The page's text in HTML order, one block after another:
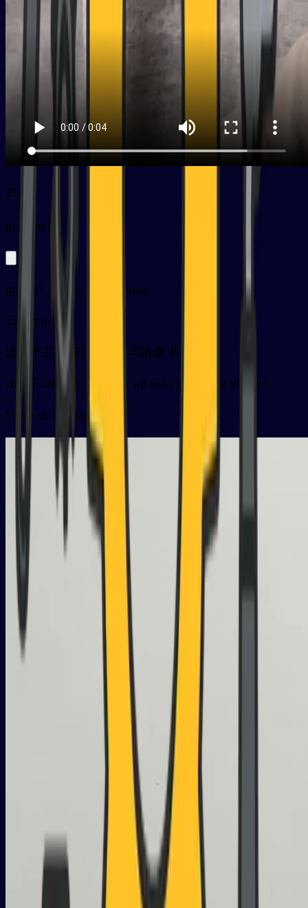
产品
pychǎnpǐn
product, goods, merchandise
Exemples
这个产品不符合我们公司的要求
zhè gè chǎn pǐn bù fú hé wǒ mén gōng sī de yào qiú
Vidéo de la carte